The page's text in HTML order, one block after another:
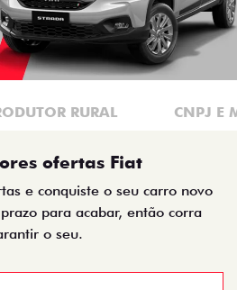
RURAL CNPJ E
ofertas Fiat
e conquiste o seu carro novo
para acabar, então corra
o seu.